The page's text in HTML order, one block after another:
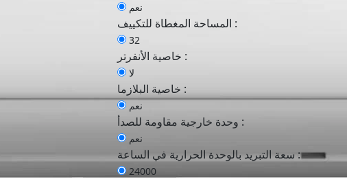
نعم
المساحة المغطاة للتكييف :
32
خاصية الأنفرتر :
لا
خاصية البلازما :
نعم
وحدة خارجية مقاومة للصدأ :
نعم
سعة التبريد بالوحدة الحرارية في الساعة :
24000